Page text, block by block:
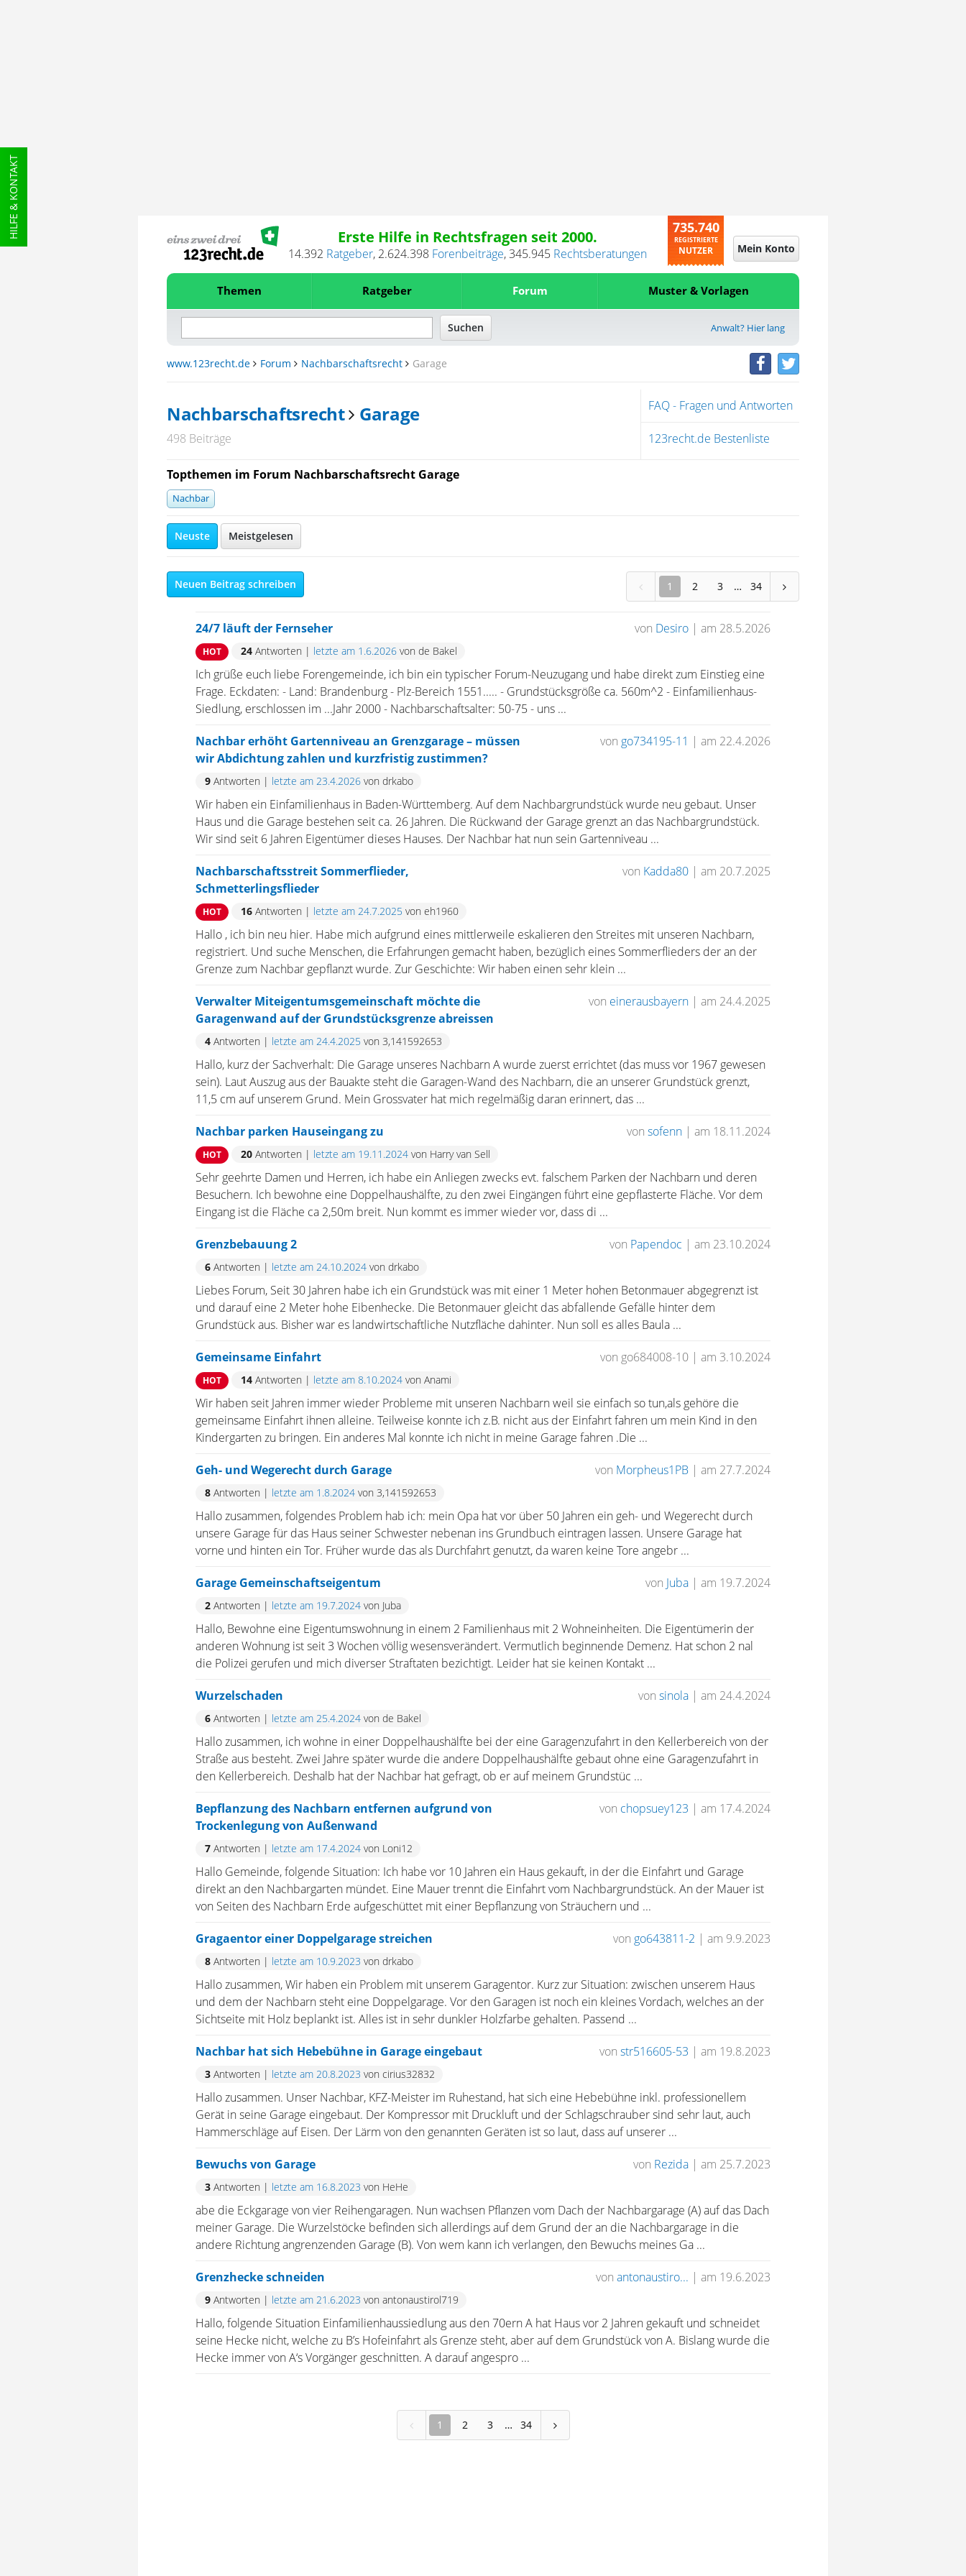
HILFE & KONTAKT Erste Hilfe in Rechtsfragen seit 2000.
14.392 Ratgeber, 2.624.398 Forenbeiträge,345.945 Rechtsberatungen
735.740
REGISTRIERTE
NUTZER Mein Konto
Themen Ratgeber Forum Muster & Vorlagen
Anwalt? Hier lang
www.123recht.de Forum Nachbarschaftsrecht Garage
Nachbarschaftsrecht Garage
498 Beiträge
FAQ - Fragen und Antworten
123recht.de Bestenliste
Topthemen im Forum Nachbarschaftsrecht Garage
Nachbar
Neuste Meistgelesen
Neuen Beitrag schreiben 1 2 3 34
24/7 läuft der Fernseher von Desiro | am 28.5.2026
HOT 24 Antworten | letzte am 1.6.2026 von de Bakel
Ich grüße euch liebe Forengemeinde, ich bin ein typischer Forum-Neuzugang und habe direkt zum Einstieg eine
Frage. Eckdaten: - Land: Brandenburg - Plz-Bereich 1551..... - Grundstücksgröße ca. 560m^2 - Einfamilienhaus-
Siedlung, erschlossen im ...Jahr 2000 - Nachbarschaftsalter: 50-75 - uns ...
Nachbar erhöht Gartenniveau an Grenzgarage – müssen
wir Abdichtung zahlen und kurzfristig zustimmen?
von go734195-11 | am 22.4.2026
9 Antworten | letzte am 23.4.2026 von drkabo
Wir haben ein Einfamilienhaus in Baden-Württemberg. Auf dem Nachbargrundstück wurde neu gebaut. Unser
Haus und die Garage bestehen seit ca. 26 Jahren. Die Rückwand der Garage grenzt an das Nachbargrundstück.
Wir sind seit 6 Jahren Eigentümer dieses Hauses. Der Nachbar hat nun sein Gartenniveau ...
Nachbarschaftsstreit Sommerflieder,
Schmetterlingsflieder
von Kadda80 | am 20.7.2025
HOT 16 Antworten | letzte am 24.7.2025 von eh1960
Hallo , ich bin neu hier. Habe mich aufgrund eines mittlerweile eskalieren den Streites mit unseren Nachbarn,
registriert. Und suche Menschen, die Erfahrungen gemacht haben, bezüglich eines Sommerflieders der an der
Grenze zum Nachbar gepflanzt wurde. Zur Geschichte: Wir haben einen sehr klein ...
Verwalter Miteigentumsgemeinschaft möchte die
Garagenwand auf der Grundstücksgrenze abreissen
von einerausbayern | am 24.4.2025
4 Antworten | letzte am 24.4.2025 von 3,141592653
Hallo, kurz der Sachverhalt: Die Garage unseres Nachbarn A wurde zuerst errichtet (das muss vor 1967 gewesen
sein). Laut Auszug aus der Bauakte steht die Garagen-Wand des Nachbarn, die an unserer Grundstück grenzt,
11,5 cm auf unserem Grund. Mein Grossvater hat mich regelmäßig daran erinnert, das ...
Nachbar parken Hauseingang zu von sofenn | am 18.11.2024
HOT 20 Antworten | letzte am 19.11.2024 von Harry van Sell
Sehr geehrte Damen und Herren, ich habe ein Anliegen zwecks evt. falschem Parken der Nachbarn und deren
Besuchern. Ich bewohne eine Doppelhaushälfte, zu den zwei Eingängen führt eine gepflasterte Fläche. Vor dem
Eingang ist die Fläche ca 2,50m breit. Nun kommt es immer wieder vor, dass di ...
Grenzbebauung 2 von Papendoc | am 23.10.2024
6 Antworten | letzte am 24.10.2024 von drkabo
Liebes Forum, Seit 30 Jahren habe ich ein Grundstück was mit einer 1 Meter hohen Betonmauer abgegrenzt ist
und darauf eine 2 Meter hohe Eibenhecke. Die Betonmauer gleicht das abfallende Gefälle hinter dem
Grundstück aus. Bisher war es landwirtschaftliche Nutzfläche dahinter. Nun soll es alles Baula ...
Gemeinsame Einfahrt von go684008-10 | am 3.10.2024
HOT 14 Antworten | letzte am 8.10.2024 von Anami
Wir haben seit Jahren immer wieder Probleme mit unseren Nachbarn weil sie einfach so tun,als gehöre die
gemeinsame Einfahrt ihnen alleine. Teilweise konnte ich z.B. nicht aus der Einfahrt fahren um mein Kind in den
Kindergarten zu bringen. Ein anderes Mal konnte ich nicht in meine Garage fahren .Die ...
Geh- und Wegerecht durch Garage von Morpheus1PB | am 27.7.2024
8 Antworten | letzte am 1.8.2024 von 3,141592653
Hallo zusammen, folgendes Problem hab ich: mein Opa hat vor über 50 Jahren ein geh- und Wegerecht durch
unsere Garage für das Haus seiner Schwester nebenan ins Grundbuch eintragen lassen. Unsere Garage hat
vorne und hinten ein Tor. Früher wurde das als Durchfahrt genutzt, da waren keine Tore angebr ...
Garage Gemeinschaftseigentum von Juba | am 19.7.2024
2 Antworten | letzte am 19.7.2024 von Juba
Hallo, Bewohne eine Eigentumswohnung in einem 2 Familienhaus mit 2 Wohneinheiten. Die Eigentümerin der
anderen Wohnung ist seit 3 Wochen völlig wesensverändert. Vermutlich beginnende Demenz. Hat schon 2 nal
die Polizei gerufen und mich diverser Straftaten bezichtigt. Leider hat sie keinen Kontakt ...
Wurzelschaden von sinola | am 24.4.2024
6 Antworten | letzte am 25.4.2024 von de Bakel
Hallo zusammen, ich wohne in einer Doppelhaushälfte bei der eine Garagenzufahrt in den Kellerbereich von der
Straße aus besteht. Zwei Jahre später wurde die andere Doppelhaushälfte gebaut ohne eine Garagenzufahrt in
den Kellerbereich. Deshalb hat der Nachbar hat gefragt, ob er auf meinem Grundstüc ...
Bepflanzung des Nachbarn entfernen aufgrund von
Trockenlegung von Außenwand
von chopsuey123 | am 17.4.2024
7 Antworten | letzte am 17.4.2024 von Loni12
Hallo Gemeinde, folgende Situation: Ich habe vor 10 Jahren ein Haus gekauft, in der die Einfahrt und Garage
direkt an den Nachbargarten mündet. Eine Mauer trennt die Einfahrt vom Nachbargrundstück. An der Mauer ist
von Seiten des Nachbarn Erde aufgeschüttet mit einer Bepflanzung von Sträuchern und ...
Gragaentor einer Doppelgarage streichen von go643811-2 | am 9.9.2023
8 Antworten | letzte am 10.9.2023 von drkabo
Hallo zusammen, Wir haben ein Problem mit unserem Garagentor. Kurz zur Situation: zwischen unserem Haus
und dem der Nachbarn steht eine Doppelgarage. Vor den Garagen ist noch ein kleines Vordach, welches an der
Sichtseite mit Holz beplankt ist. Alles ist in sehr dunkler Holzfarbe gehalten. Passend ...
Nachbar hat sich Hebebühne in Garage eingebaut von str516605-53 | am 19.8.2023
3 Antworten | letzte am 20.8.2023 von cirius32832
Hallo zusammen. Unser Nachbar, KFZ-Meister im Ruhestand, hat sich eine Hebebühne inkl. professionellem
Gerät in seine Garage eingebaut. Der Kompressor mit Druckluft und der Schlagschrauber sind sehr laut, auch
Hammerschläge auf Eisen. Der Lärm von den genannten Geräten ist so laut, dass auf unserer ...
Bewuchs von Garage von Rezida | am 25.7.2023
3 Antworten | letzte am 16.8.2023 von HeHe
abe die Eckgarage von vier Reihengaragen. Nun wachsen Pflanzen vom Dach der Nachbargarage (A) auf das Dach
meiner Garage. Die Wurzelstöcke befinden sich allerdings auf dem Grund der an die Nachbargarage in die
andere Richtung angrenzenden Garage (B). Von wem kann ich verlangen, den Bewuchs meines Ga ...
Grenzhecke schneiden von antonaustiro... | am 19.6.2023
9 Antworten | letzte am 21.6.2023 von antonaustirol719
Hallo, folgende Situation Einfamilienhaussiedlung aus den 70ern A hat Haus vor 2 Jahren gekauft und schneidet
seine Hecke nicht, welche zu B’s Hofeinfahrt als Grenze steht, aber auf dem Grundstück von A. Bislang wurde die
Hecke immer von A‘s Vorgänger geschnitten. A darauf angespro ...
1 2 3 34